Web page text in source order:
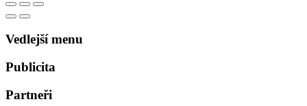
Vedlejší menu
Publicita
Partneři